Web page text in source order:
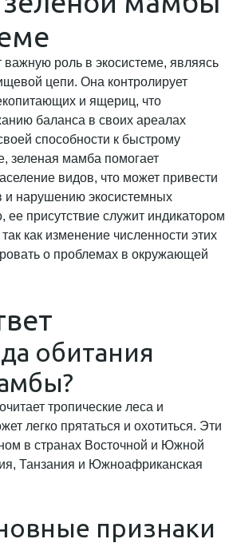
роль в экосистеме, являясь
цепи. Она контролирует
и ящериц, что
баланса в своих ареалах
способности к быстрому
зеленая мамба помогает
видов, что может привести
и нарушению экосистемных
ее присутствие служит индикатором
как изменение численности этих
о проблемах в окружающей
обитания
тропические леса и
легко прятаться и охотиться. Эти
в странах Восточной и Южной
Танзания и Южноафриканская
признаки